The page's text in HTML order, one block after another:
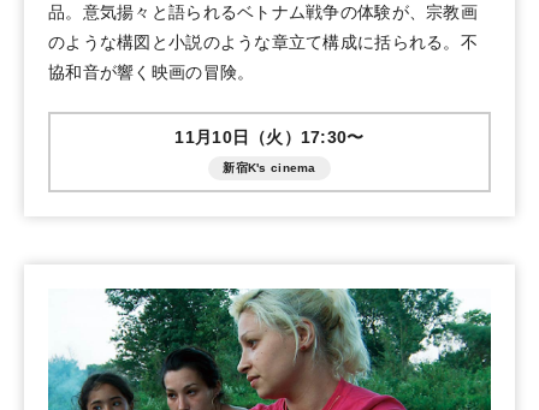
品。意気揚々と語られるベトナム戦争の体験が、宗教画
のような構図と小説のような章立て構成に括られる。不
協和音が響く映画の冒険。
11月10日（火）17:30〜
新宿K's cinema